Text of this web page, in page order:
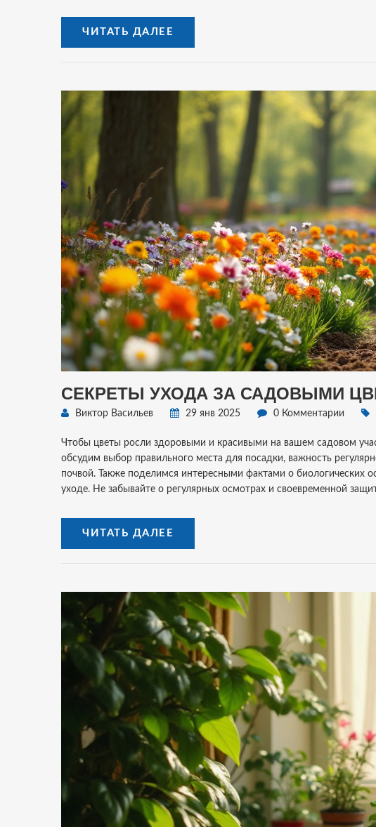
ЧИТАТЬ ДАЛЕЕ
СЕКРЕТЫ УХОДА ЗА САДОВЫМИ
Виктор Васильев 29 янв 2025 0 Комментарии
Чтобы цветы росли здоровыми и красивыми на вашем садовом
обсудим выбор правильного места для посадки, важность
почвой. Также поделимся интересными фактами о биологических
уходе. Не забывайте о регулярных осмотрах и своевременной
ЧИТАТЬ ДАЛЕЕ